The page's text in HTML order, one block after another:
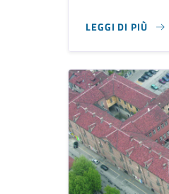
LEGGI DI PIÙ
SU CHIESA